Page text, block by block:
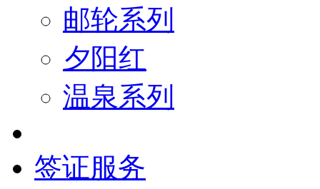
邮轮系列
夕阳红
温泉系列
签证服务